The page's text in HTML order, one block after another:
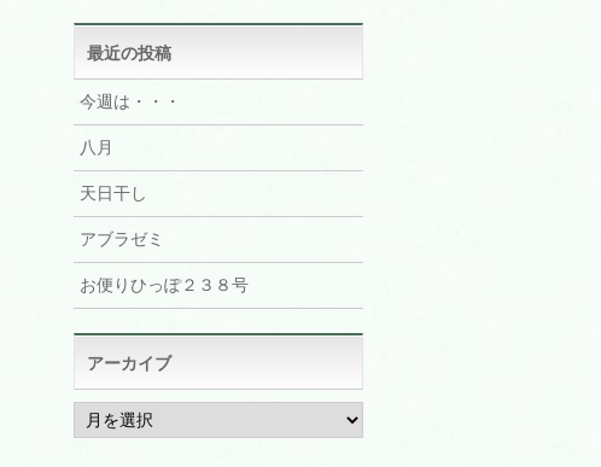
最近の投稿
今週は・・・
八月
天日干し
アブラゼミ
お便りひっぽ２３８号
アーカイブ
ア
ー